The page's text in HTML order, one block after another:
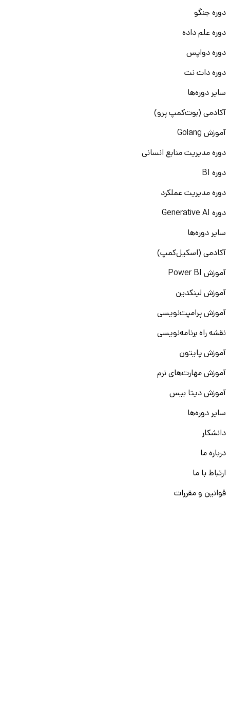
دوره جنگو
دوره علم داده
دوره دواپس
دوره دات نت
سایر دوره‌ها
آکادمی (بوت‌کمپ پرو)
آموزش Golang
دوره مدیریت منابع انسانی
دوره BI
دوره مدیریت عملکرد
دوره Generative AI
سایر دوره‌ها
آکادمی (اسکیل‌کمپ)
آموزش Power BI
آموزش لینکدین
آموزش پرامپت‌نویسی
نقشه راه برنامه‌نویسی
آموزش پایتون
آموزش مهارت‌های نرم
آموزش دیتا بیس
سایر دوره‌ها
دانشکار
درباره ما
ارتباط با ما
قوانین و مقررات